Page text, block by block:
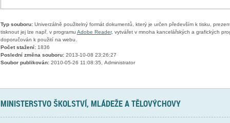
Typ souboru:Univerzálně použitelný formát dokumentů, který je určen především k tisku,
tisknout jej lze např. v programu Adobe Reader, vytvářet v mnoha kancelářských a grafických
doporučován k použití na webu.
Počet stažení:1836
Poslední změna souboru:2013-10-08 23:26:27
Soubor publikován:2010-05-26 11:08:35, Administrator
MINISTERSTVO ŠKOLSTVÍ, MLÁDEŽE A TĚLOVÝCHOVY